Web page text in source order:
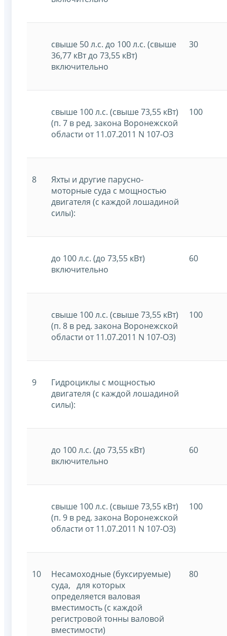
свыше 50 л.с. до 100 л.с. (свыше
36,77 кВт до 73,55 кВт)
включительно
30
свыше 100 л.с. (свыше 73,55 кВт)
(п. 7 в ред. закона Воронежской
области от 11.07.2011 N 107-ОЗ
100
8
Яхты и другие парусно-
моторные суда с мощностью
двигателя (с каждой лошадиной
силы):
до 100 л.с. (до 73,55 кВт)
включительно
60
свыше 100 л.с. (свыше 73,55 кВт)
(п. 8 в ред. закона Воронежской
области от 11.07.2011 N 107-ОЗ)
100
9
Гидроциклы с мощностью
двигателя (с каждой лошадиной
силы):
до 100 л.с. (до 73,55 кВт)
включительно
60
свыше 100 л.с. (свыше 73,55 кВт)
(п. 9 в ред. закона Воронежской
области от 11.07.2011 N 107-ОЗ)
100
10
Несамоходные (буксируемые)
суда, для которых
определяется валовая
вместимость (с каждой
регистровой тонны валовой
вместимости)
80